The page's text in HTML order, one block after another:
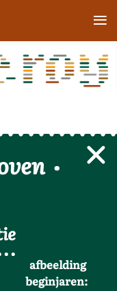
afbeelding
beginjaren:
≡